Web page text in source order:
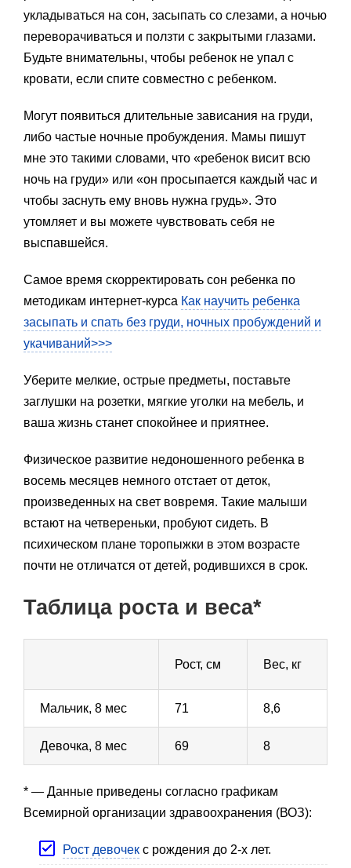
укладываться на сон, засыпать со слезами, а ночью
переворачиваться и ползти с закрытыми глазами.
Будьте внимательны, чтобы ребенок не упал с
кровати, если спите совместно с ребенком.
Могут появиться длительные зависания на груди,
либо частые ночные пробуждения. Мамы пишут
мне это такими словами, что «ребенок висит всю
ночь на груди» или «он просыпается каждый час и
чтобы заснуть ему вновь нужна грудь». Это
утомляет и вы можете чувствовать себя не
выспавшейся.
Самое время скорректировать сон ребенка по
методикам интернет-курса Как научить ребенка
засыпать и спать без груди, ночных пробуждений и
укачиваний>>>
Уберите мелкие, острые предметы, поставьте
заглушки на розетки, мягкие уголки на мебель, и
ваша жизнь станет спокойнее и приятнее.
Физическое развитие недоношенного ребенка в
восемь месяцев немного отстает от деток,
произведенных на свет вовремя. Такие малыши
встают на четвереньки, пробуют сидеть. В
психическом плане торопыжки в этом возрасте
почти не отличатся от детей, родившихся в срок.
Таблица роста и веса*
Рост, см Вес, кг
Мальчик, 8 мес 71 8,6
Девочка, 8 мес 69 8
* — Данные приведены согласно графикам
Всемирной организации здравоохранения (ВОЗ):
Рост девочек с рождения до 2-х лет.